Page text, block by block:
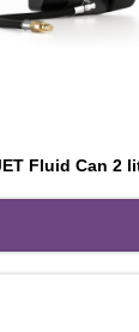
Fluid Can 2